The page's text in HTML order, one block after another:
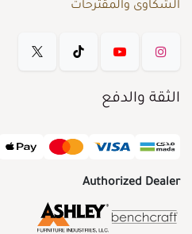
الشكاوى والمقترحات
الثقة والدفع
Authorized Dealer